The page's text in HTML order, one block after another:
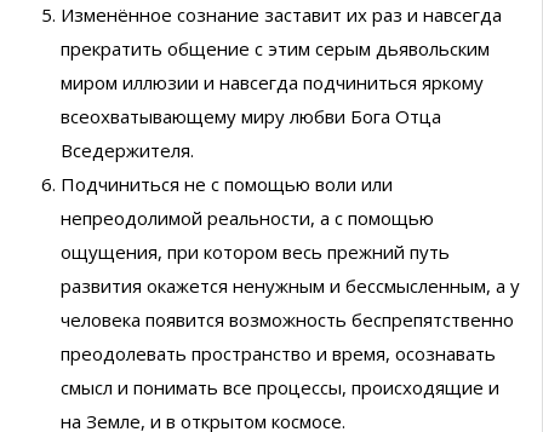
Изменённое сознание заставит их раз и навсегда
прекратить общение с этим серым дьявольским
миром иллюзии и навсегда подчиниться яркому
всеохватывающему миру любви Бога Отца
Вседержителя.
Подчиниться не с помощью воли или
непреодолимой реальности, а с помощью
ощущения, при котором весь прежний путь
развития окажется ненужным и бессмысленным, а у
человека появится возможность беспрепятственно
преодолевать пространство и время, осознавать
смысл и понимать все процессы, происходящие и
на Земле, и в открытом космосе.